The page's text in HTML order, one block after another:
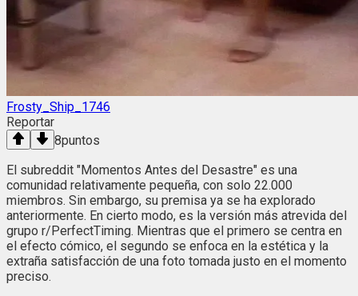
Frosty_Ship_1746
Reportar
8puntos
El subreddit "Momentos Antes del Desastre" es una
comunidad relativamente pequeña, con solo 22.000
miembros. Sin embargo, su premisa ya se ha explorado
anteriormente. En cierto modo, es la versión más atrevida del
grupo r/PerfectTiming. Mientras que el primero se centra en
el efecto cómico, el segundo se enfoca en la estética y la
extraña satisfacción de una foto tomada justo en el momento
preciso.